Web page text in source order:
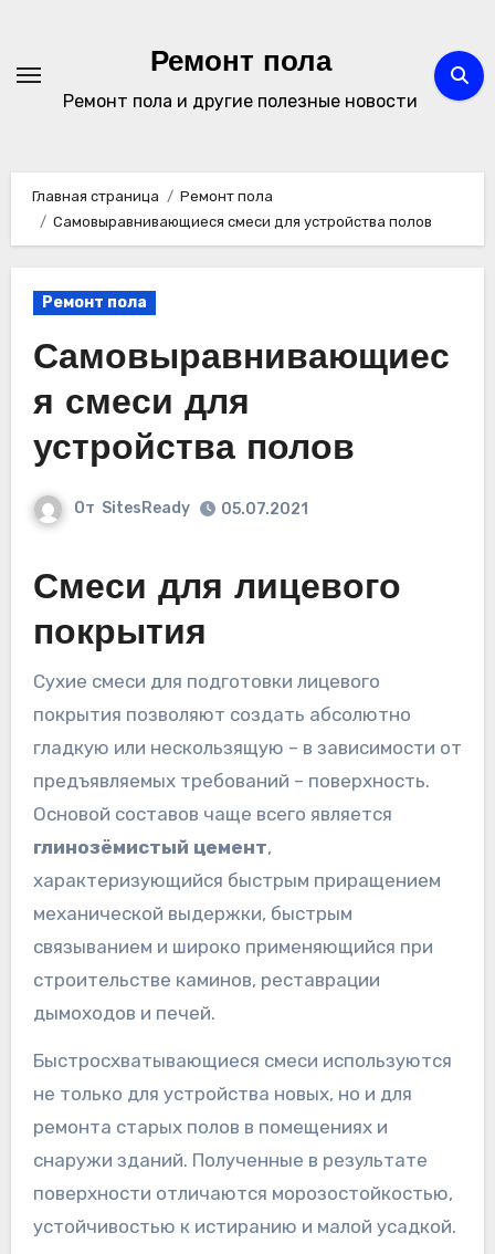
содержимому
Ремонт пола
Ремонт пола и другие полезные новости
Главная страница
Ремонт пола
Самовыравнивающиеся смеси для устройства полов
Ремонт пола
Самовыравнивающиес
я смеси для
устройства полов
От SitesReady 05.07.2021
Смеси для лицевого
покрытия
Сухие смеси для подготовки лицевого
покрытия позволяют создать абсолютно
гладкую или нескользящую – в зависимости от
предъявляемых требований – поверхность.
Основой составов чаще всего является
глинозёмистый цемент,
характеризующийся быстрым приращением
механической выдержки, быстрым
связыванием и широко применяющийся при
строительстве каминов, реставрации
дымоходов и печей.
Быстросхватывающиеся смеси используются
не только для устройства новых, но и для
ремонта старых полов в помещениях и
снаружи зданий. Полученные в результате
поверхности отличаются морозостойкостью,
устойчивостью к истиранию и малой усадкой.